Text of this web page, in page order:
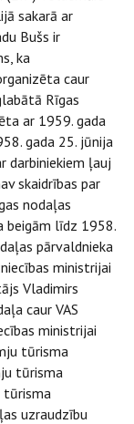
sakarā ar
Bušs ir
ka
caur
Rīgas
ar 1959. gada
gada 25. jūnija
darbiniekiem ļauj
skaidrības par
nodaļas
beigām līdz 1958.
pārvaldnieka
ministrijai
Vladimirs
caur VAS
ministrijai
tūrisma
tūrisma
tūrisma
uzraudzību